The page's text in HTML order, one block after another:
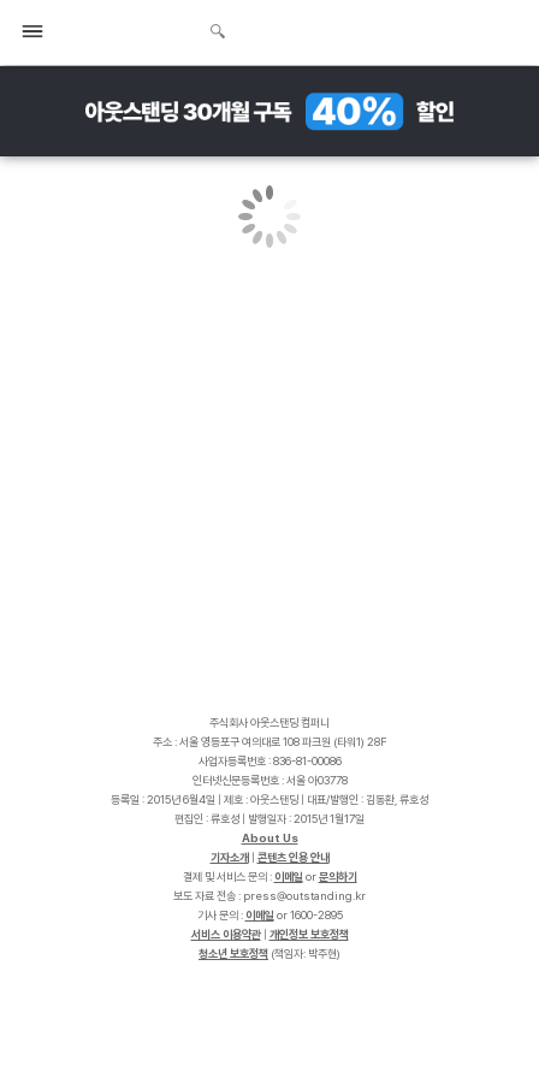
주식회사 아웃스탠딩 컴퍼니
주소 : 서울 영등포구 여의대로 108 파크원 (타워1) 28F
사업자등록번호 : 836-81-00086
인터넷신문등록번호 : 서울 아03778
등록일 : 2015년 6월4일 | 제호 : 아웃스탠딩 | 대표/발행인 : 김동환, 류호성
편집인 : 류호성 | 발행일자 : 2015년 1월17일
About Us
기자소개
콘텐츠 인용 안내
결제 및 서비스 문의 : 이메일 or문의하기
보도 자료 전송 :
r
k
.
g
n
i
d
n
a
t
s
t
u
o
@
s
s
e
r
p
기사 문의 : 이메일 or 1600-2895
서비스 이용약관| 개인정보 보호정책
청소년 보호정책 (책임자: 박주현)